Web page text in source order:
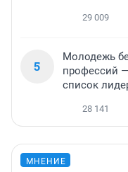
29 009
5
Молодежь
профессий
список
28 141
МНЕНИЕ